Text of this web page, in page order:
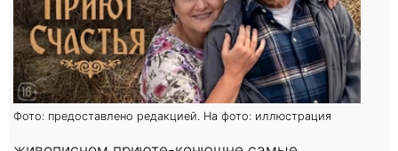
Фото: предоставлено редакцией. На фото: иллюстрация